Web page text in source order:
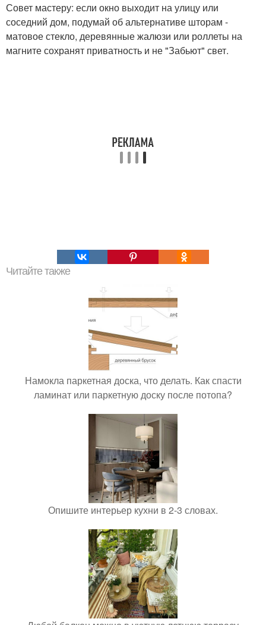
Совет мастеру: если окно выходит на улицу или
соседний дом, подумай об альтернативе шторам -
матовое стекло, деревянные жалюзи или роллеты на
магните сохранят приватность и не "Забьют" свет.
Читайте также
Намокла паркетная доска, что делать. Как спасти
ламинат или паркетную доску после потопа?
Опишите интерьер кухни в 2-3 словах.